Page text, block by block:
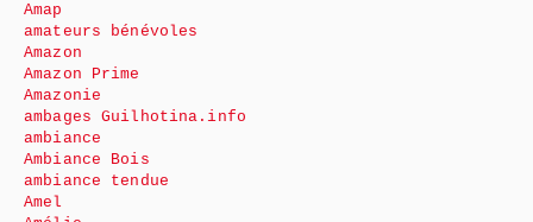
Amap
amateurs bénévoles
Amazon
Amazon Prime
Amazonie
ambages Guilhotina.info
ambiance
Ambiance Bois
ambiance tendue
Amel